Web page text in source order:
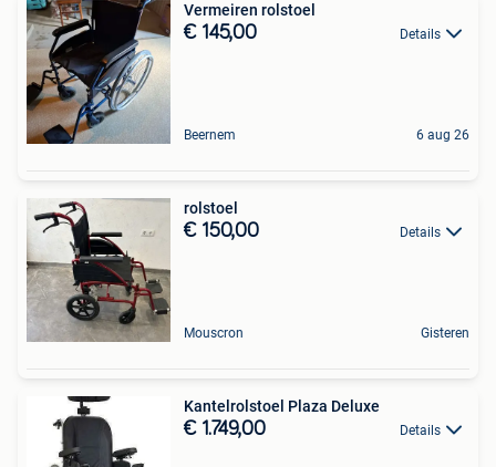
Vermeiren rolstoel
€ 145,00 Details
Beernem 6 aug 26
rolstoel
€ 150,00 Details
Mouscron Gisteren
Kantelrolstoel Plaza Deluxe
€ 1.749,00 Details